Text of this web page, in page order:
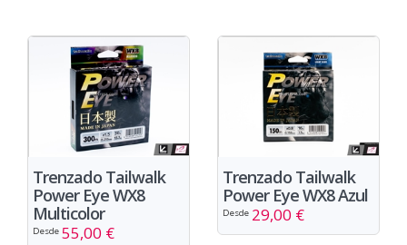
Trenzado Tailwalk
Power Eye WX8
Multicolor
Desde 55,00 €
Trenzado Tailwalk
Power Eye WX8 Azul
Desde 29,00 €